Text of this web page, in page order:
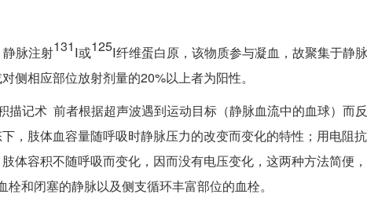
脉注射131Ⅰ或125Ⅰ纤维蛋白原，该物质参与凝血，故聚集于静
侧相应部位放射剂量的20%以上者为阳性。
描记术 前者根据超声波遇到运动目标（静脉血流中的血球）而
，肢体血容量随呼吸时静脉压力的改变而变化的特性；用电阻
体容积不随呼吸而变化，因而没有电压变化，这两种方法简便
和闭塞的静脉以及侧支循环丰富部位的血栓。